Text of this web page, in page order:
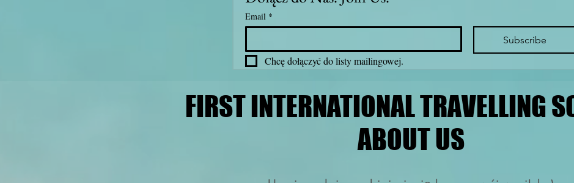
Email *
Subscribe
Chcę dołączyć do listy mailingowej.
FIRST INTERNATIONAL TRAVELLING
ABOUT US
FIRST INTERNATIONAL TRAVELLING
ABOUT US